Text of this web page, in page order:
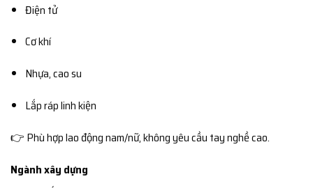
Điện tử
Cơ khí
Nhựa, cao su
Lắp ráp linh kiện
👉 Phù hợp lao động nam/nữ, không yêu cầu tay nghề cao.
Ngành xây dựng